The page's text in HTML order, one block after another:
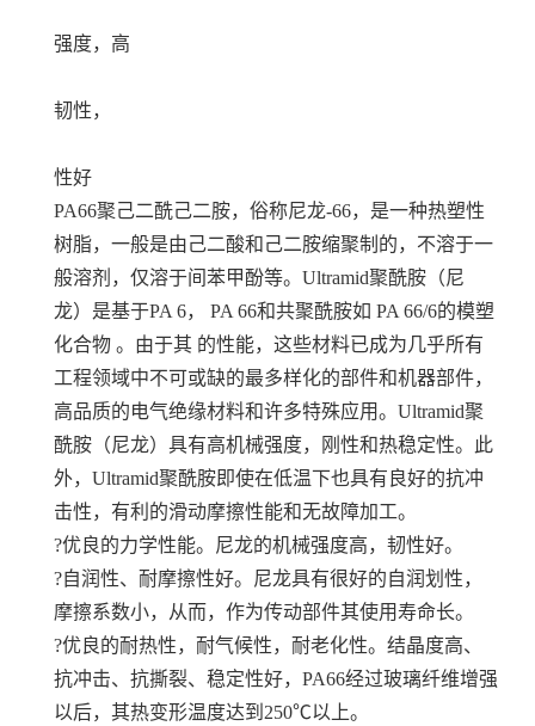
强度，高
韧性，
性好
PA66聚己二酰己二胺，俗称尼龙-66，是一种热塑性
树脂，一般是由己二酸和己二胺缩聚制的，不溶于一
般溶剂，仅溶于间苯甲酚等。Ultramid聚酰胺（尼
龙）是基于PA 6， PA 66和共聚酰胺如 PA 66/6的模塑
化合物 。由于其 的性能，这些材料已成为几乎所有
工程领域中不可或缺的最多样化的部件和机器部件，
高品质的电气绝缘材料和许多特殊应用。Ultramid聚
酰胺（尼龙）具有高机械强度，刚性和热稳定性。此
外，Ultramid聚酰胺即使在低温下也具有良好的抗冲
击性，有利的滑动摩擦性能和无故障加工。
?优良的力学性能。尼龙的机械强度高，韧性好。
?自润性、耐摩擦性好。尼龙具有很好的自润划性，
摩擦系数小，从而，作为传动部件其使用寿命长。
?优良的耐热性，耐气候性，耐老化性。结晶度高、
抗冲击、抗撕裂、稳定性好，PA66经过玻璃纤维增强
以后，其热变形温度达到250℃以上。